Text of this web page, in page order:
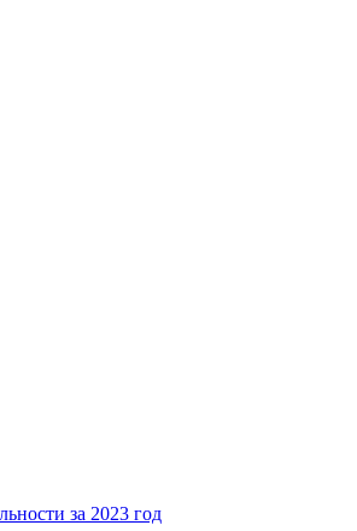
за 2023 год